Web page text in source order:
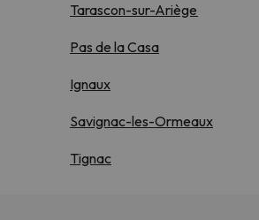
Tarascon-sur-Ariège
Pas de la Casa
Ignaux
Savignac-les-Ormeaux
Tignac